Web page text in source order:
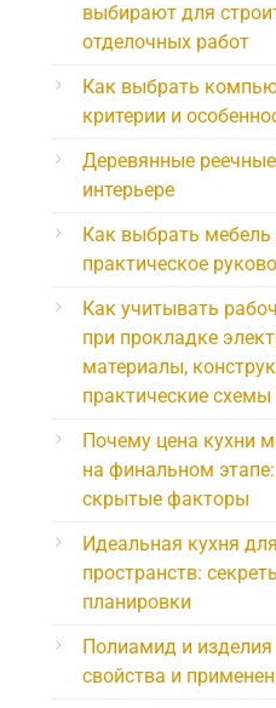
выбирают для
отделочных работ
Как выбрать
критерии и
Деревянные
интерьере
Как выбрать
практическое
Как учитывать
при прокладке
материалы,
практические схемы
Почему цена кухни
на финальном
скрытые факторы
Идеальная кухня
пространств:
планировки
Полиамид и изделия
свойства и